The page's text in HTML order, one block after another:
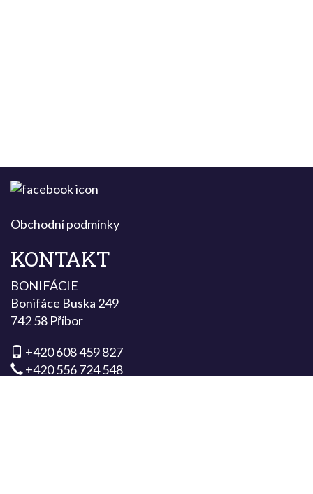
Obchodní podmínky
KONTAKT
BONIFÁCIE
Bonifáce Buska 249
742 58 Příbor
+420 608 459 827
+420 556 724 548